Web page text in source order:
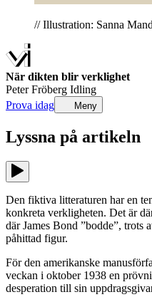
// Illustration: Sanna
När dikten blir verklighet
Peter Fröberg Idling
Prova idag
Meny
Lyssna på artikeln
Den fiktiva litteraturen har en
konkreta verkligheten. Det är
där James Bond ”bodde”, trots
påhittad figur.
För den amerikanske
veckan i oktober 1938 en
desperation till sin